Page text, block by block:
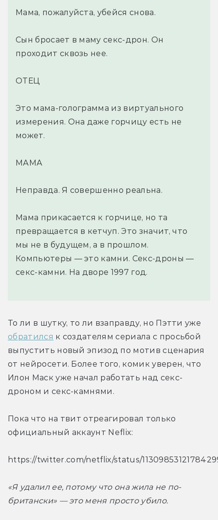
Мама, пожалуйста, убейся снова.
Сын бросает в маму секс-дрон. Он
проходит сквозь нее.
ОТЕЦ
Это мама-голограмма из виртуального
измерения. Она даже горчицу есть не
может.
МАМА
Неправда. Я совершенно реальна.
Мама прикасается к горчице, но та
превращается в кетчуп. Это значит, что
мы не в будущем, а в прошлом.
Компьютеры — это камни. Секс-дроны —
секс-камни. На дворе 1997 год.
обратился к создателям сериала с просьбой
выпустить новый эпизод по мотив сценария
от нейросети. Более того, комик уверен, что
Илон Маск уже начал работать над секс-
дроном и секс-камнями.
Пока что на твит отреагировал только
официальный аккаунт Neflix:
https://twitter.com/netflix/status/
«Я удалил ее, потому что она жила не по-
британски» — это меня просто убило.